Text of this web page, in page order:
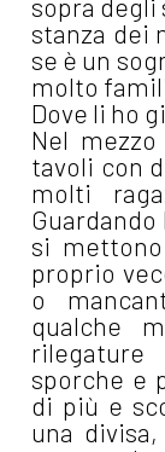
sopra degli
stanza dei
se è un
molto
Dove li ho
Nel
tavoli con
molti
si
proprio
o
qualche
sporche e
di più e
una